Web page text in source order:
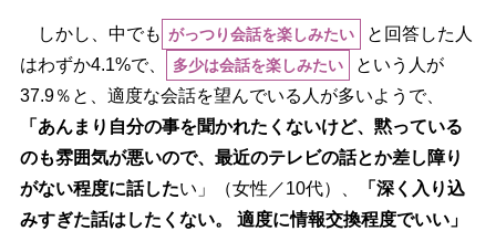
しかし、中でも がっつり会話を楽しみたい
と回答した人
はわずか4.1%で、
多少は会話を楽しみたい
という人が
37.9％と、適度な会話を望んでいる人が多いようで、
「あんまり自分の事を聞かれたくないけど、黙っている
のも雰囲気が悪いので、最近のテレビの話とか差し障り
がない程度に話したい」（女性／10代）、
「深く入り込
みすぎた話はしたくない。 適度に情報交換程度でいい」